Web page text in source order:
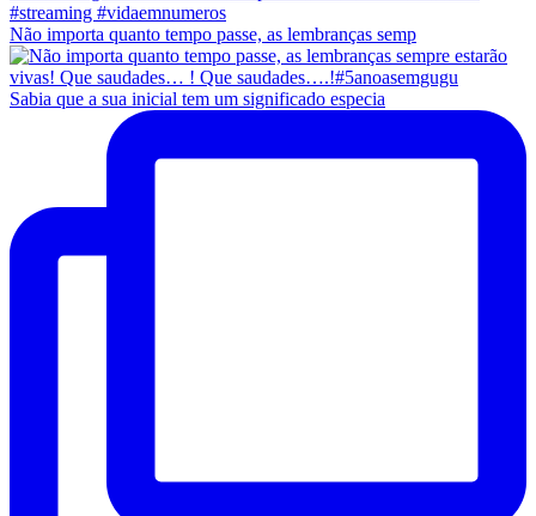
Não importa quanto tempo passe, as lembranças semp
Sabia que a sua inicial tem um significado especia